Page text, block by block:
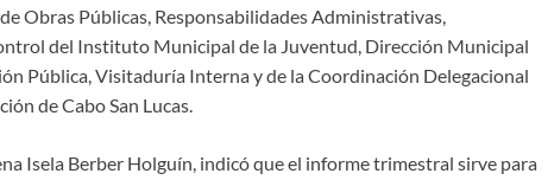
Obras Públicas, Responsabilidades Administrativas,
del Instituto Municipal de la Juventud, Dirección Municipal
Pública, Visitaduría Interna y de la Coordinación Delegacional
de Cabo San Lucas.
Isela Berber Holguín, indicó que el informe trimestral sirve para